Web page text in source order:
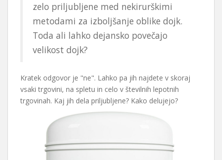
zelo priljubljene med nekirurškimi
metodami za izboljšanje oblike dojk.
Toda ali lahko dejansko povečajo
velikost dojk?
Kratek odgovor je "ne". Lahko pa jih najdete v skoraj
vsaki trgovini, na spletu in celo v številnih lepotnih
trgovinah. Kaj jih dela priljubljene? Kako delujejo?